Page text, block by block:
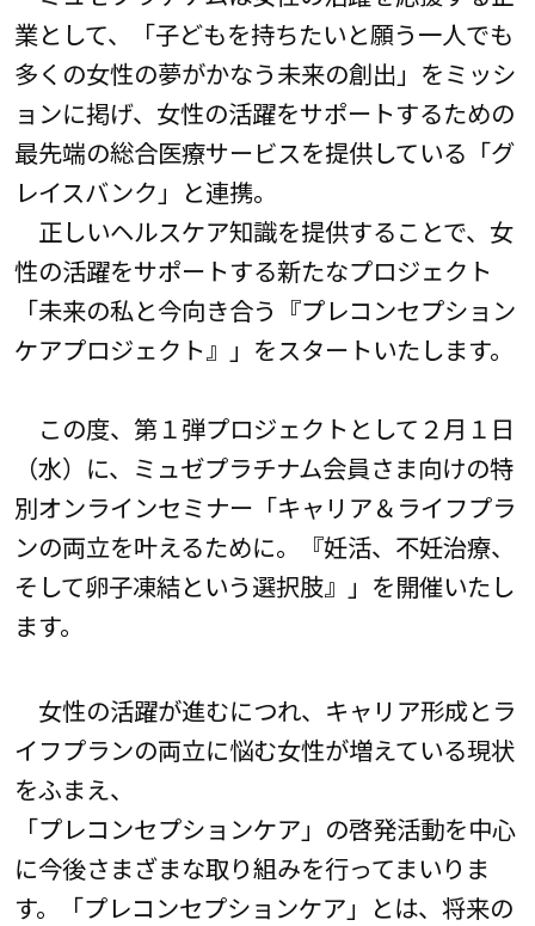
業として、「子どもを持ちたいと願う一人でも
多くの女性の夢がかなう未来の創出」をミッシ
ョンに掲げ、女性の活躍をサポートするための
最先端の総合医療サービスを提供している「グ
レイスバンク」と連携。
正しいヘルスケア知識を提供することで、女
性の活躍をサポートする新たなプロジェクト
「未来の私と今向き合う『プレコンセプション
ケアプロジェクト』」をスタートいたします。
この度、第１弾プロジェクトとして２月１日
（水）に、ミュゼプラチナム会員さま向けの特
別オンラインセミナー「キャリア＆ライフプラ
ンの両立を叶えるために。『妊活、不妊治療、
そして卵子凍結という選択肢』」を開催いたし
ます。
女性の活躍が進むにつれ、キャリア形成とラ
イフプランの両立に悩む女性が増えている現状
をふまえ、
「プレコンセプションケア」の啓発活動を中心
に今後さまざまな取り組みを行ってまいりま
す。「プレコンセプションケア」とは、将来の